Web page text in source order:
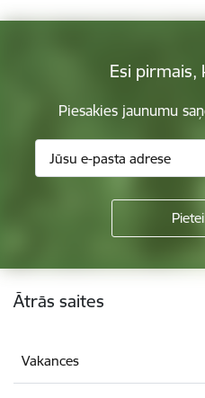
Esi pirmais,
Piesakies jaunumu
Kājene
Ātrās saites
Vakances